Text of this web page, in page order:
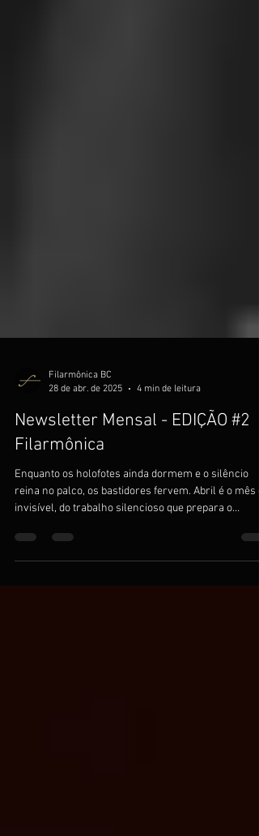
28 de abr. de 2025
4 min de leitura
Newsletter Mensal - EDIÇÃO #2
Filarmônica
Enquanto os holofotes ainda dormem e o silêncio
invisível, do trabalho silencioso que prepara o
espetáculo.